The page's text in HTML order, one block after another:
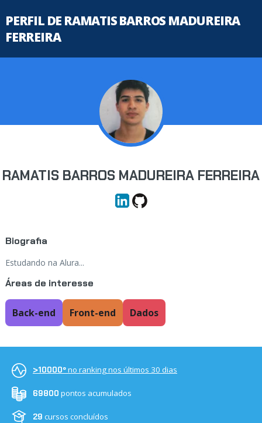
PERFIL DE RAMATIS BARROS MADUREIRA
FERREIRA
RAMATIS BARROS MADUREIRA FERREIRA
Biografia
Estudando na Alura...
Áreas de interesse
Back-end Front-end Dados
>10000ºno ranking nos últimos 30 dias
69800 pontos acumulados
29 cursos concluídos